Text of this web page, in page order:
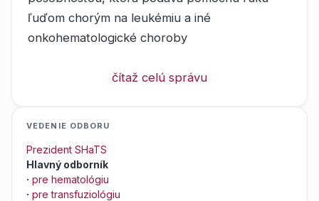
ľuďom chorým na leukémiu a iné
onkohematologické choroby
čítaž celú správu
VEDENIE ODBORU
Prezident SHaTS
Hlavný odborník
· pre hematológiu
· pre transfuziológiu